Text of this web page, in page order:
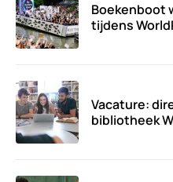
Boekenboot
tijdens
Vacature:
bibliotheek